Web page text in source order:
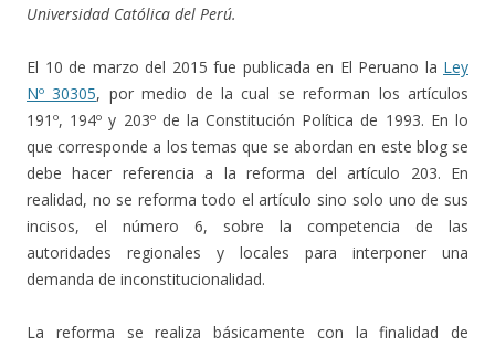
Universidad Católica del Perú.
El 10 de marzo del 2015 fue publicada en El Peruano la Ley
Nº 30305, por medio de la cual se reforman los artículos
191º, 194º y 203º de la Constitución Política de 1993. En lo
que corresponde a los temas que se abordan en este blog se
debe hacer referencia a la reforma del artículo 203. En
realidad, no se reforma todo el artículo sino solo uno de sus
incisos, el número 6, sobre la competencia de las
autoridades regionales y locales para interponer una
demanda de inconstitucionalidad.
La reforma se realiza básicamente con la finalidad de